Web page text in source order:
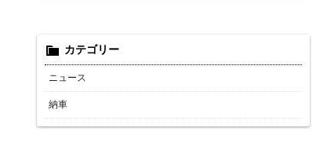
カテゴリー
ニュース
納車